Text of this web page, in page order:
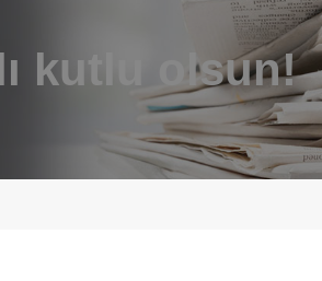
kutlu olsun!